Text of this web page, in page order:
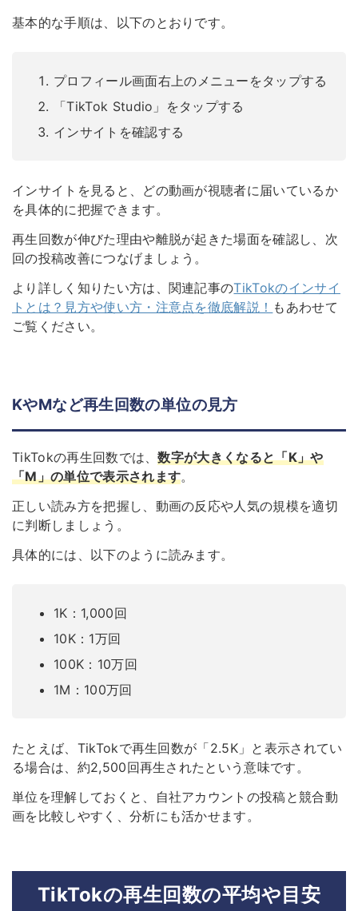
基本的な手順は、以下のとおりです。
プロフィール画面右上のメニューをタップする
「TikTok Studio」をタップする
インサイトを確認する
インサイトを見ると、どの動画が視聴者に届いているか
を具体的に把握できます。
再生回数が伸びた理由や離脱が起きた場面を確認し、次
回の投稿改善につなげましょう。
より詳しく知りたい方は、関連記事のTikTokのインサイ
トとは？見方や使い方・注意点を徹底解説！ もあわせて
ご覧ください。
KやMなど再生回数の単位の見方
TikTokの再生回数では、数字が大きくなると「K」や
「M」の単位で表示されます。
正しい読み方を把握し、動画の反応や人気の規模を適切
に判断しましょう。
具体的には、以下のように読みます。
1K：1,000回
10K：1万回
100K：10万回
1M：100万回
たとえば、TikTokで再生回数が「2.5K」と表示されてい
る場合は、約2,500回再生されたという意味です。
単位を理解しておくと、自社アカウントの投稿と競合動
画を比較しやすく、分析にも活かせます。
TikTokの再生回数の平均や目安